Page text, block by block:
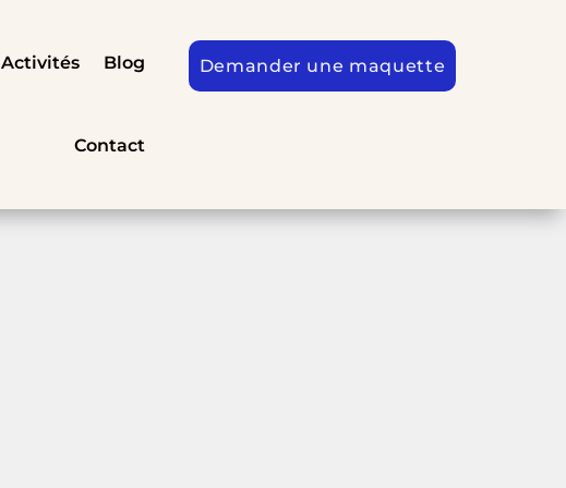
Activités Blog
Contact
Demander une maquette